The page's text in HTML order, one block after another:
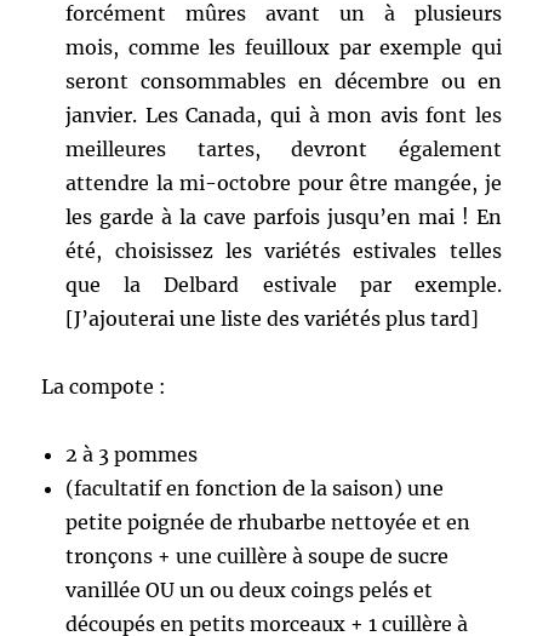
forcément mûres avant un à plusieurs
mois, comme les feuilloux par exemple qui
seront consommables en décembre ou en
janvier. Les Canada, qui à mon avis font les
meilleures tartes, devront également
attendre la mi-octobre pour être mangée, je
les garde à la cave parfois jusqu’en mai ! En
été, choisissez les variétés estivales telles
que la Delbard estivale par exemple.
[J’ajouterai une liste des variétés plus tard]
La compote :
2 à 3 pommes
(facultatif en fonction de la saison) une
petite poignée de rhubarbe nettoyée et en
tronçons + une cuillère à soupe de sucre
vanillée OU un ou deux coings pelés et
découpés en petits morceaux + 1 cuillère à